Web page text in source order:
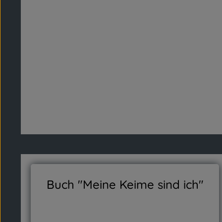
Buch "Meine Keime sind ich"